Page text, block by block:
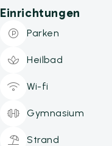
Einrichtungen
Parken
Heilbad
Wi-fi
Gymnasium
Strand